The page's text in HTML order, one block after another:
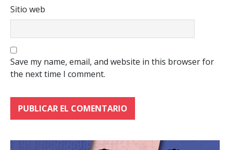
Sitio web
Save my name, email, and website in this browser for
the next time I comment.